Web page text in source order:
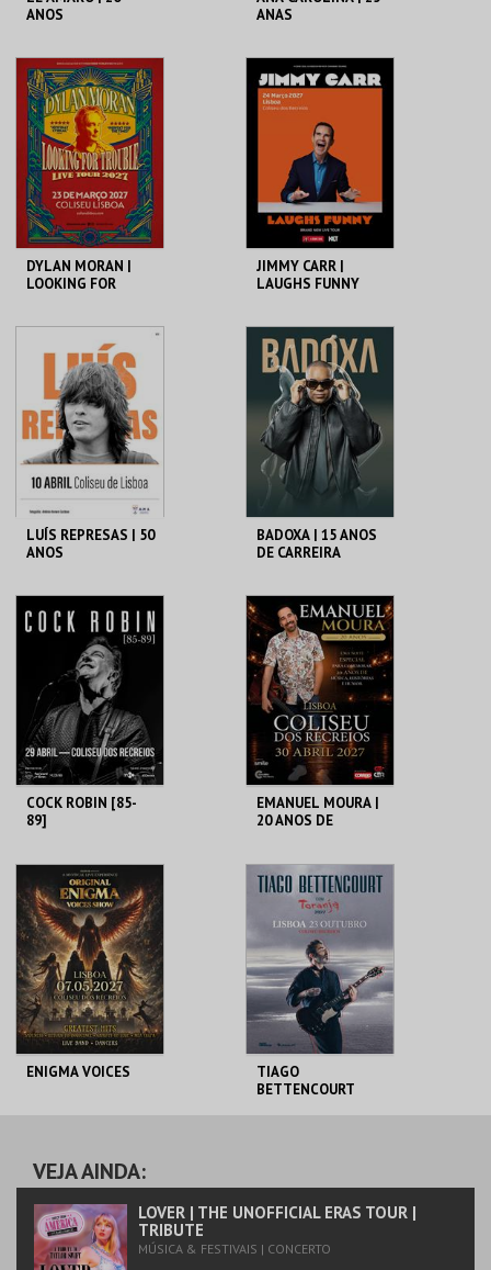
ANOS
COLISEU DE LISBOA
MAIS INFO
COMPRAR
ANAS
COLISEU DE LISBOA
MAIS INFO
COMPRAR
DYLAN MORAN |
LOOKING FOR
MAIS INFO
COMPRAR
JIMMY CARR |
LAUGHS FUNNY
COLISEU DE LISBOA
MAIS INFO
COMPRAR
LUÍS REPRESAS | 50
ANOS
COLISEU DE LISBOA
MAIS INFO
COMPRAR
BADOXA | 15 ANOS
DE CARREIRA
COLISEU DE LISBOA
MAIS INFO
COMPRAR
COCK ROBIN [85-
89]
COLISEU DE LISBOA
MAIS INFO
COMPRAR
EMANUEL MOURA |
20 ANOS DE
COLISEU DE LISBOA
MAIS INFO
COMPRAR
ENIGMA VOICES
MAIS INFO
COMPRAR
TIAGO
BETTENCOURT
MAIS INFO
COMPRAR
VEJA AINDA:
LOVER | THE UNOFFICIAL ERAS TOUR |
TRIBUTE
MÚSICA & FESTIVAIS | CONCERTO